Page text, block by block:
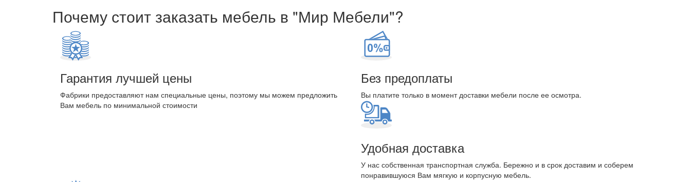
Почему стоит заказать мебель в "Мир Мебели"?
Гарантия лучшей цены
Фабрики предоставляют нам специальные цены, поэтому мы можем предложить
Вам мебель по минимальной стоимости
Без предоплаты
Вы платите только в момент доставки мебели после ее осмотра.
Удобная доставка
У нас собственная транспортная служба. Бережно и в срок доставим и соберем
понравившуюся Вам мягкую и корпусную мебель.